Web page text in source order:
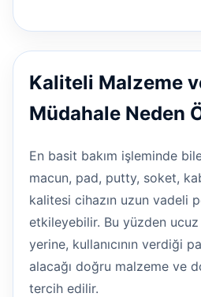
Kaliteli Malzeme
Müdahale Neden
En basit bakım işleminde
macun, pad, putty, soket,
kalitesi cihazın uzun vadeli
etkileyebilir. Bu yüzden
yerine, kullanıcının verdiği
alacağı doğru malzeme ve
tercih edilir.